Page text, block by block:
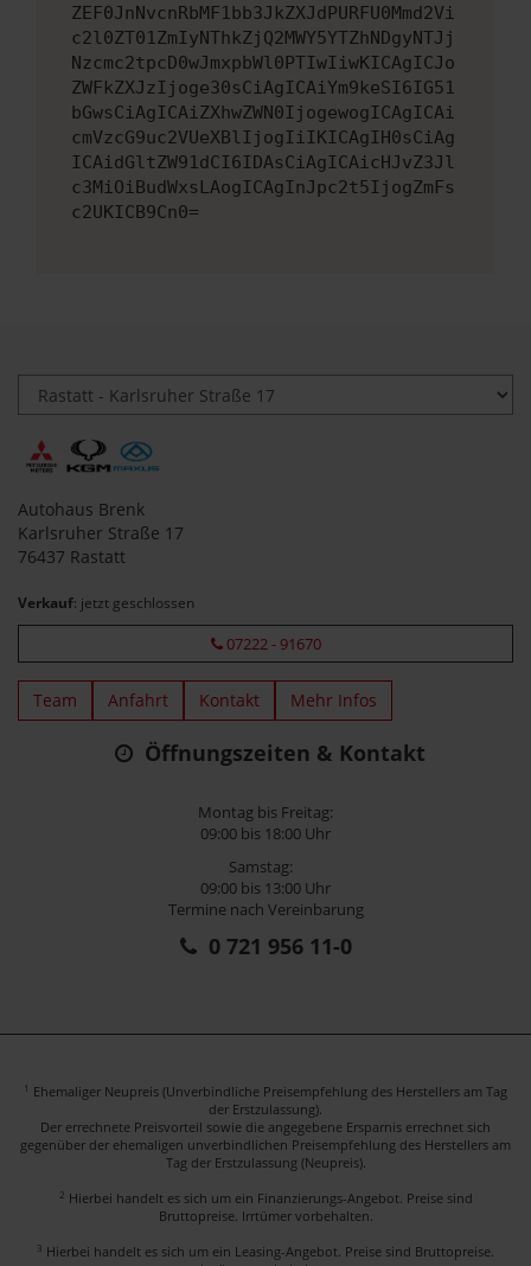
ZEF0JnNvcnRbMF1bb3JkZXJdPURFU0Mmd2Vi
c2l0ZT01ZmIyNThkZjQ2MWY5YTZhNDgyNTJj
Nzcmc2tpcD0wJmxpbWl0PTIwIiwKICAgICJo
ZWFkZXJzIjoge30sCiAgICAiYm9keSI6IG51
bGwsCiAgICAiZXhwZWN0IjogewogICAgICAi
cmVzcG9uc2VUeXBlIjogIiIKICAgIH0sCiAg
ICAidGltZW91dCI6IDAsCiAgICAicHJvZ3Jl
c3MiOiBudWxsLAogICAgInJpc2t5IjogZmFs
c2UKICB9Cn0=
Autohaus Brenk
Karlsruher Straße 17
76437 Rastatt
Verkauf: jetzt geschlossen
07222 - 91670
Team Anfahrt Kontakt Mehr Infos
Öffnungszeiten & Kontakt
Montag bis Freitag:
09:00 bis 18:00 Uhr
Samstag:
09:00 bis 13:00 Uhr
Termine nach Vereinbarung
0 721 956 11-0
1 Ehemaliger Neupreis (Unverbindliche Preisempfehlung des Herstellers am Tag
der Erstzulassung).
Der errechnete Preisvorteil sowie die angegebene Ersparnis errechnet sich
gegenüber der ehemaligen unverbindlichen Preisempfehlung des Herstellers am
Tag der Erstzulassung (Neupreis).
2 Hierbei handelt es sich um ein Finanzierungs-Angebot. Preise sind
Bruttopreise. Irrtümer vorbehalten.
3 Hierbei handelt es sich um ein Leasing-Angebot. Preise sind Bruttopreise.